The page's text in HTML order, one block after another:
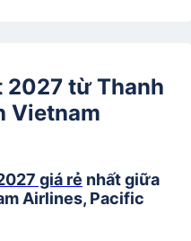
2027 từ Thanh
Vietnam
giá rẻ nhất giữa
Airlines, Pacific